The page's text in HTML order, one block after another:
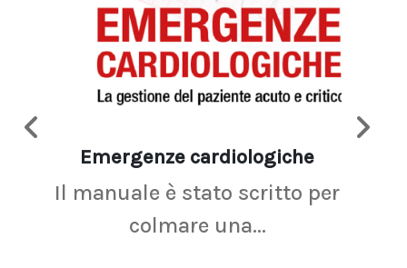
Emergenze cardiologiche
Il manuale è stato scritto per
colmare una...